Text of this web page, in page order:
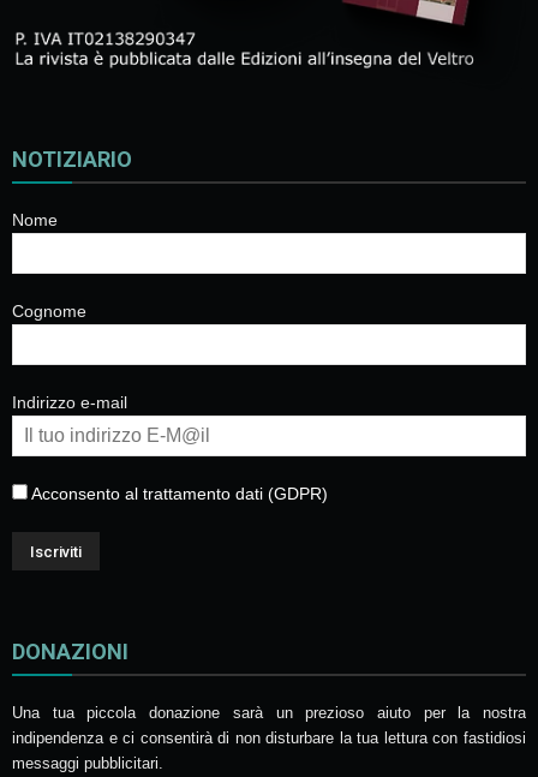
NOTIZIARIO
Nome
Cognome
Indirizzo e-mail
Acconsento al trattamento dati (GDPR)
DONAZIONI
Una tua piccola donazione sarà un prezioso aiuto per la nostra
indipendenza e ci consentirà di non disturbare la tua lettura con fastidiosi
messaggi pubblicitari.